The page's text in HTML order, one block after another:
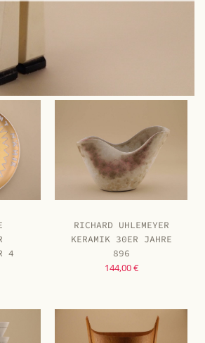
4
RICHARD UHLEMEYER
KERAMIK 30ER JAHRE
896
144,00 €